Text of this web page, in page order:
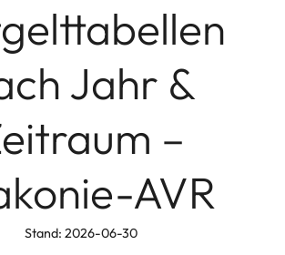
Jahr &
–
AVR
Stand: 2026-06-30